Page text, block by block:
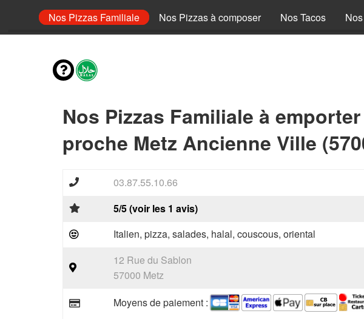
Nos Pizzas Familiale Nos Pizzas à composer Nos Tacos
Nos Pizzas Familiale à emporter
proche Metz Ancienne Ville
03.87.55.10.66
5/5 (voir les 1 avis)
Italien, pizza, salades, halal, couscous, oriental
12 Rue du Sablon
57000 Metz
Moyens de paiement :